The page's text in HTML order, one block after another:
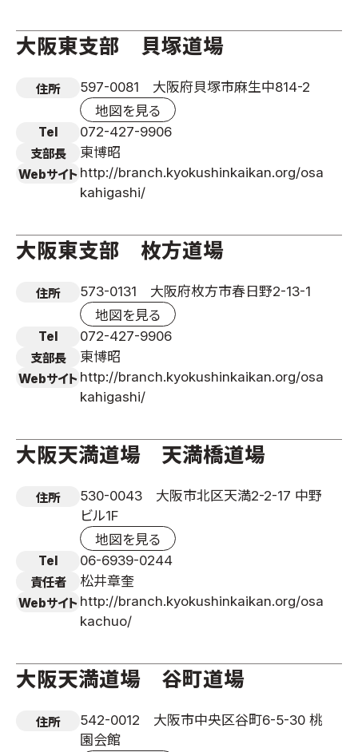
大阪東支部 貝塚道場
住所
597-0081 大阪府貝塚市麻生中814-2
地図を見る
Tel 072-427-9906
支部長 東博昭
Webサイト http://branch.kyokushinkaikan.org/osa
kahigashi/
大阪東支部 枚方道場
住所
573-0131 大阪府枚方市春日野2-13-1
地図を見る
Tel 072-427-9906
支部長 東博昭
Webサイト http://branch.kyokushinkaikan.org/osa
kahigashi/
大阪天満道場 天満橋道場
住所
530-0043 大阪市北区天満2-2-17 中野
ビル1F
地図を見る
Tel 06-6939-0244
責任者 松井章奎
Webサイト http://branch.kyokushinkaikan.org/osa
kachuo/
大阪天満道場 谷町道場
住所
542-0012 大阪市中央区谷町6-5-30 桃
園会館